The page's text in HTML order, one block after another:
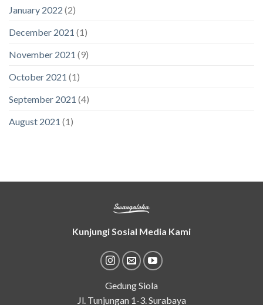
January 2022 (2)
December 2021 (1)
November 2021 (9)
October 2021 (1)
September 2021 (4)
August 2021 (1)
Kunjungi Sosial Media Kami
Gedung Siola
Jl. Tunjungan 1-3. Surabaya